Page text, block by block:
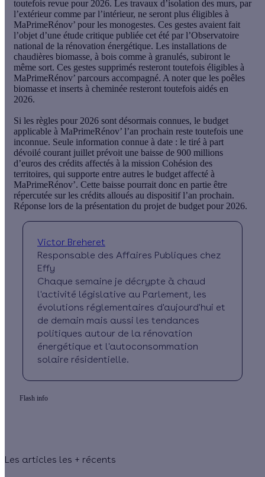
toutefois revue pour 2026. Les travaux d’isolation des murs, par
l’extérieur comme par l’intérieur, ne seront plus éligibles à
MaPrimeRénov’ pour les monogestes. Ces gestes avaient fait
l’objet d’une étude critique publiée cet été par l’Observatoire
national de la rénovation énergétique. Les installations de
chaudières biomasse, à bois comme à granulés, subiront le
même sort. Ces gestes supprimés resteront toutefois éligibles à
MaPrimeRénov’ parcours accompagné. A noter que les poêles
biomasse et inserts à cheminée resteront toutefois aidés en
2026.
Si les règles pour 2026 sont désormais connues, le budget
applicable à MaPrimeRénov’ l’an prochain reste toutefois une
inconnue. Seule information connue à date : le tiré à part
dévoilé courant juillet prévoit une baisse de 900 millions
d’euros des crédits affectés à la mission Cohésion des
territoires, qui supporte entre autres le budget affecté à
MaPrimeRénov’. Cette baisse pourrait donc en partie être
répercutée sur les crédits alloués au dispositif l’an prochain.
Réponse lors de la présentation du projet de budget pour 2026.
Victor Breheret
Responsable des Affaires Publiques chez
Effy
Chaque semaine je décrypte à chaud
l'activité législative au Parlement, les
évolutions réglementaires d'aujourd'hui et
de demain mais aussi les tendances
politiques autour de la rénovation
énergétique et l'autoconsommation
solaire résidentielle.
Flash info
Les articles les + récents